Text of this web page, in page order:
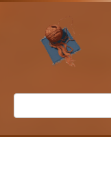
Перейти
контенту
Поиск: